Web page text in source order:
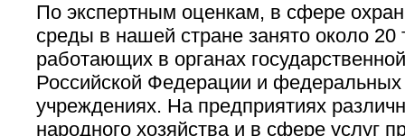
По экспертным оценкам, в сфере
среды в нашей стране занято около 20
работающих в органах
Российской Федерации и федеральных
учреждениях. На предприятиях
народного хозяйства и в сфере услуг